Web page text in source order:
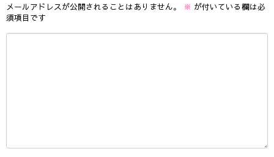
メールアドレスが公開されることはありません。 ※ が付いている欄は必
須項目です